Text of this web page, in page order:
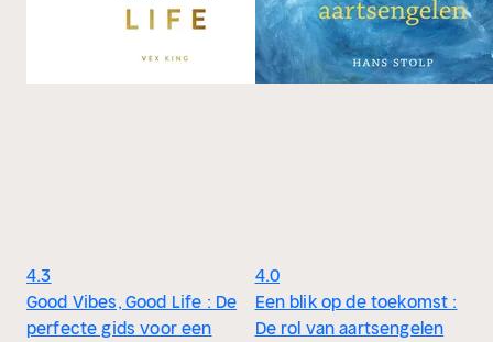
4.3
Good Vibes, Good Life : De
perfecte gids voor een
4.0
Een blik op de toekomst :
De rol van aartsengelen